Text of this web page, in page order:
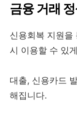
금융 거래
신용회복 지원을
시 이용할 수 있
대출, 신용카드
해집니다.